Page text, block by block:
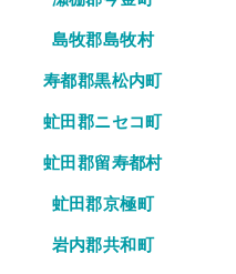
島牧郡島牧村
寿都郡黒松内町
虻田郡ニセコ町
虻田郡留寿都村
虻田郡京極町
岩内郡共和町